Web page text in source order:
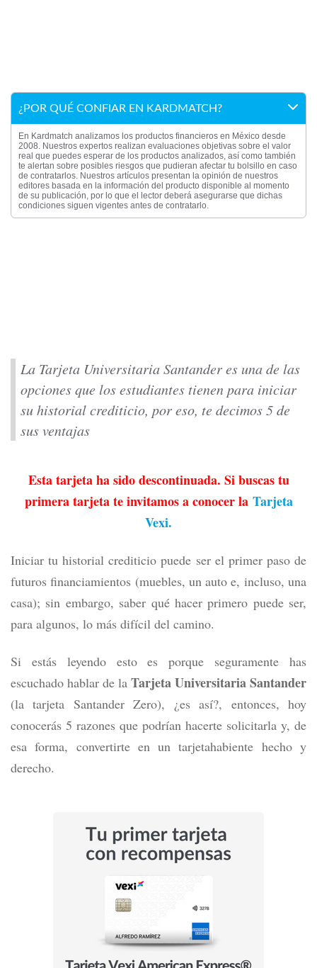
¿POR QUÉ CONFIAR EN KARDMATCH?
En Kardmatch analizamos los productos financieros en México desde
2008. Nuestros expertos realizan evaluaciones objetivas sobre el valor
real que puedes esperar de los productos analizados, así como también
te alertan sobre posibles riesgos que pudieran afectar tu bolsillo en caso
de contratarlos. Nuestros artículos presentan la opinión de nuestros
editores basada en la información del producto disponible al momento
de su publicación, por lo que el lector deberá asegurarse que dichas
condiciones siguen vigentes antes de contratarlo.
La Tarjeta Universitaria Santander es una de las
opciones que los estudiantes tienen para iniciar
su historial crediticio, por eso, te decimos 5 de
sus ventajas
Esta tarjeta ha sido descontinuada. Si buscas tu
primera tarjeta te invitamos a conocer la Tarjeta
Vexi.
Iniciar tu historial crediticio puede ser el primer paso de
futuros financiamientos (muebles, un auto e, incluso, una
casa); sin embargo, saber qué hacer primero puede ser,
para algunos, lo más difícil del camino.
Si estás leyendo esto es porque seguramente has
escuchado hablar de la Tarjeta Universitaria Santander
(la tarjeta Santander Zero), ¿es así?, entonces, hoy
conocerás 5 razones que podrían hacerte solicitarla y, de
esa forma, convertirte en un tarjetahabiente hecho y
derecho.